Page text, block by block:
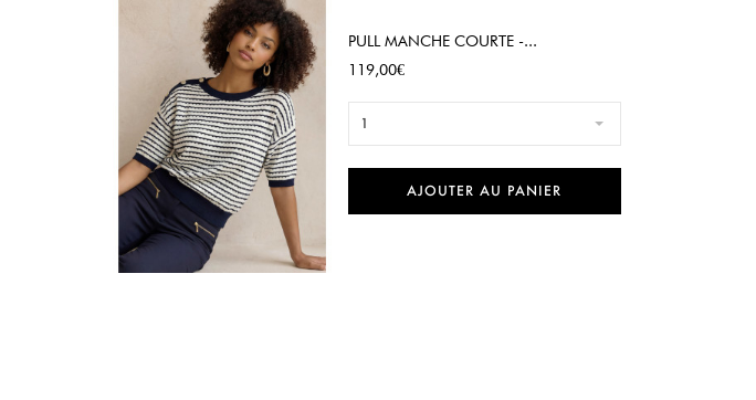
PULL MANCHE COURTE -...
Prix
119,00€
1
AJOUTER AU PANIER